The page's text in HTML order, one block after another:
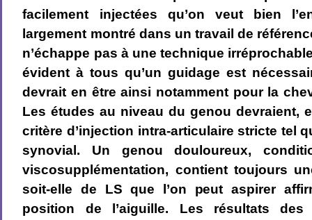
facilement injectées qu’on veut bien
largement montré dans un travail de
n’échappe pas à une technique
évident à tous qu’un guidage est
devrait en être ainsi notamment pour la
Les études au niveau du genou devraient,
critère d’injection intra-articulaire stricte tel
synovial. Un genou douloureux,
viscosupplémentation, contient toujours
soit-elle de LS que l’on peut aspirer
position de l’aiguille. Les résultats